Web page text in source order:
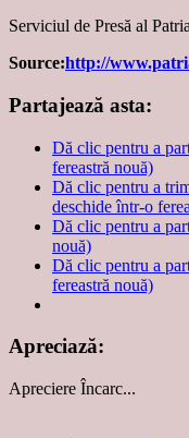
Serviciul de Presă al
Source:http://
Partajează asta:
Dă clic pentru a
fereastră nouă)
Dă clic pentru a
deschide într-o
Dă clic pentru a
nouă)
Dă clic pentru a
fereastră nouă)
Apreciază:
Apreciere Încarc...